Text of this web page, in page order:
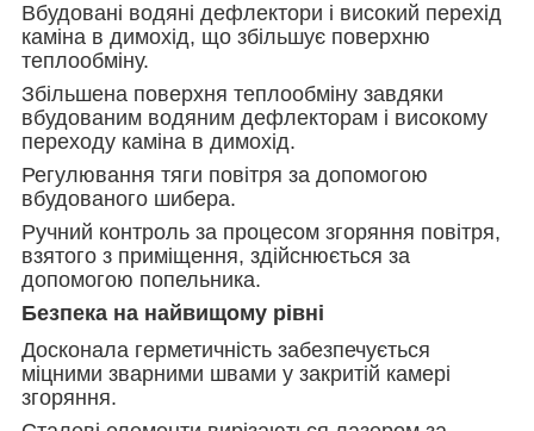
Вбудовані водяні дефлектори і високий перехід
каміна в димохід, що збільшує поверхню
теплообміну.
Збільшена поверхня теплообміну завдяки
вбудованим водяним дефлекторам і високому
переходу каміна в димохід.
Регулювання тяги повітря за допомогою
вбудованого шибера.
Ручний контроль за процесом згоряння повітря,
взятого з приміщення, здійснюється за
допомогою попельника.
Безпека на найвищому рівні
Досконала герметичність забезпечується
міцними зварними швами у закритій камері
згоряння.